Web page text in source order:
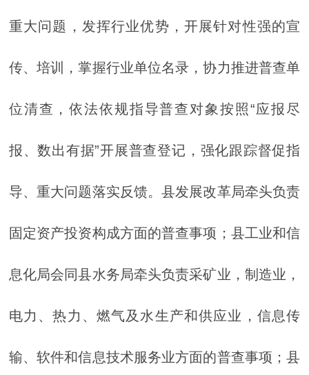
重大问题，发挥行业优势，开展针对性强的宣
传、培训，掌握行业单位名录，协力推进普查单
位清查，依法依规指导普查对象按照“应报尽
报、数出有据”开展普查登记，强化跟踪督促指
导、重大问题落实反馈。县发展改革局牵头负责
固定资产投资构成方面的普查事项；县工业和信
息化局会同县水务局牵头负责采矿业，制造业，
电力、热力、燃气及水生产和供应业，信息传
输、软件和信息技术服务业方面的普查事项；县